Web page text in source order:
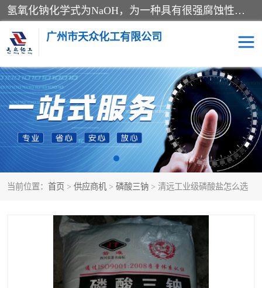
氢氧化钠化学式为NaOH，为一种具有很强腐蚀性的强碱，一般为片状或颗粒形态，易溶于水(溶于水时放热)并形成碱性溶液，另有潮解性，易吸取空气中的水蒸气(潮解)和(变质)。NaOH是化学实验室其中一种必备的化学品，亦为常见的化工品之一。纯品是无色透明的晶体。密度2.130g/cm3。熔点318.4℃。沸点1390℃。工业品含有少量的氯化和碳酸，是白色不透明的晶体。
广州市天众化工有限公司
当前位置： 首页 > 供应商机 > 磷酸三钠 > 清远工业级磷酸盐怎么选
亚硝酸钠 氢氧化钠
纯碱 硫代硫酸钠
草酸 醋酸钠
聚合氯化铝 焦磷酸二氢二钠
焦亚硫酸钠 磷酸三钠
一水葡萄糖
一水柠檬酸